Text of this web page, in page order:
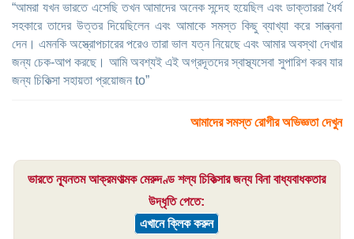
“আমরা যখন ভারতে এসেছি তখন আমাদের অনেক সন্দেহ হয়েছিল এবং ডাক্তাররা ধৈর্য
সহকারে তাদের উত্তর দিয়েছিলেন এবং আমাকে সমস্ত কিছু ব্যাখ্যা করে সান্ত্বনা
দেন। এমনকি অস্ত্রোপচারের পরেও তারা ভাল যত্ন নিয়েছে এবং আমার অবস্থা দেখার
জন্য চেক-আপ করছে। আমি অবশ্যই এই অগ্রদূতদের স্বাস্থ্যসেবা সুপারিশ করব যার
জন্য চিকিত্সা সহায়তা প্রয়োজন to”
আমাদের সমস্ত রোগীর অভিজ্ঞতা দেখুন
ভারতে ন্যূনতম আক্রমণাত্মক মেরুদণ্ড শল্য চিকিত্সার জন্য বিনা বাধ্যবাধকতার
উদ্ধৃতি পেতে:
এখানে ক্লিক করুন